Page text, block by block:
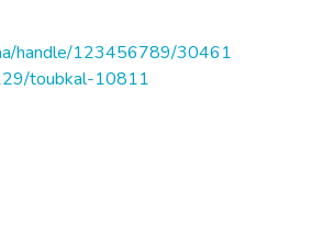
handle/123456789/30461
toubkal-10811